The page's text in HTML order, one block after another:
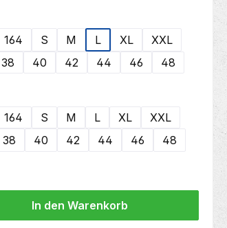
164 S M L XL
XXL
38 40 42 44 46 48
164 S M L XL
XXL
38 40 42 44 46 48
In den Warenkorb